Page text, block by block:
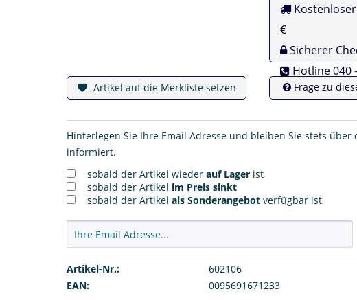
€
Sicherer
Hotline 040
Artikel auf die Merkliste setzen Frage zu
Hinterlegen Sie Ihre Email Adresse und bleiben Sie stets über
informiert.
sobald der Artikel wiederauf Lager ist
sobald der Artikel im Preis sinkt
sobald der Artikelals Sonderangebot verfügbar ist
Artikel-Nr.:
602106
EAN:
0095691671233